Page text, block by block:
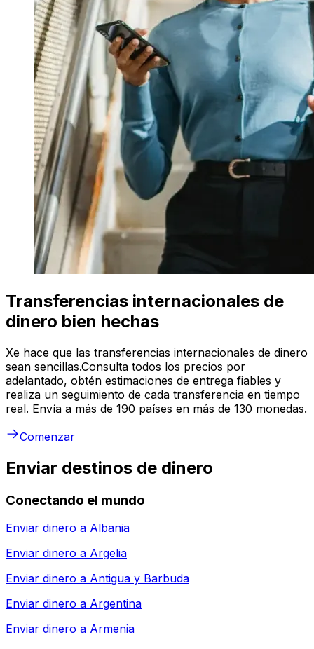
Transferencias internacionales de
dinero bien hechas
Xe hace que las transferencias internacionales de dinero
sean sencillas.Consulta todos los precios por
adelantado, obtén estimaciones de entrega fiables y
realiza un seguimiento de cada transferencia en tiempo
real. Envía a más de 190 países en más de 130 monedas.
Comenzar
Enviar destinos de dinero
Conectando el mundo
Enviar dinero a Albania
Enviar dinero a Argelia
Enviar dinero a Antigua y Barbuda
Enviar dinero a Argentina
Enviar dinero a Armenia